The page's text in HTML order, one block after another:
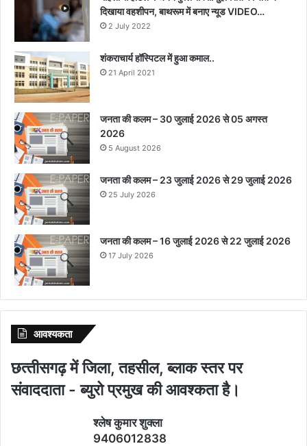
दिखाया वहशीपन, बाथरूम में बनाए न्यूड VIDEO…
2 July 2022
शंकराचार्य हॉस्पिटल में हुआ कमाल..
21 April 2021
जनता की कलम – 30 जुलाई 2026 से 05 अगस्त
2026
5 August 2026
जनता की कलम – 23 जुलाई 2026 से 29 जुलाई 2026
25 July 2026
जनता की कलम – 16 जुलाई 2026 से 22 जुलाई 2026
17 July 2026
आवश्‍यकता
छत्‍तीसगढ़ में जिला, तहसील, ब्‍लाक स्‍तर पर
संवाददाता - ब्‍युरो प्रमुख की आवश्‍कता है।
श्‍लेष कुमार शुक्‍ला
9406012838